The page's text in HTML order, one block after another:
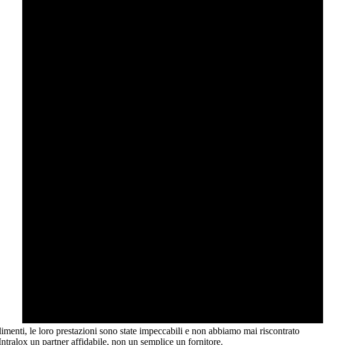
le loro prestazioni sono state impeccabili e non abbiamo mai riscontrato
un partner affidabile, non un semplice un fornitore.